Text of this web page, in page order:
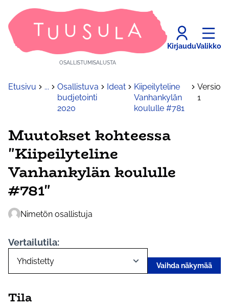
OSALLISTUMISALUSTA
KirjauduValikko
Etusivu ...
Osallistuva
budjetointi
2020
Ideat
Kiipeilyteline
Vanhankylän
koululle #781
Versio
1
Muutokset kohteessa
"Kiipeilyteline
Vanhankylän koululle
#781"
Nimetön osallistuja
Vertailutila:
Vaihda näkymää
Tila